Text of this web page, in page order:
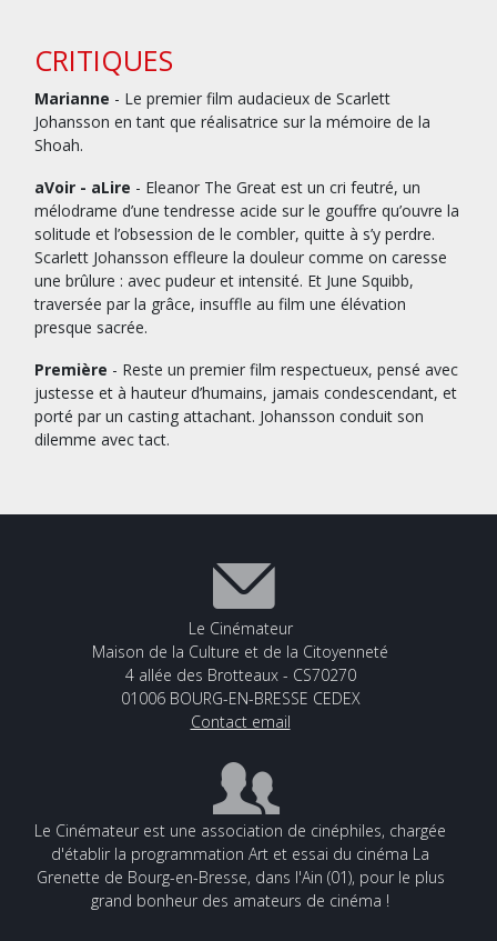
CRITIQUES
Marianne - Le premier film audacieux de Scarlett
Johansson en tant que réalisatrice sur la mémoire de la
Shoah.
aVoir - aLire - Eleanor The Great est un cri feutré, un
mélodrame d’une tendresse acide sur le gouffre qu’ouvre la
solitude et l’obsession de le combler, quitte à s’y perdre.
Scarlett Johansson effleure la douleur comme on caresse
une brûlure : avec pudeur et intensité. Et June Squibb,
traversée par la grâce, insuffle au film une élévation
presque sacrée.
Première - Reste un premier film respectueux, pensé avec
justesse et à hauteur d’humains, jamais condescendant, et
porté par un casting attachant. Johansson conduit son
dilemme avec tact.
Le Cinémateur
Maison de la Culture et de la Citoyenneté
4 allée des Brotteaux - CS70270
01006 BOURG-EN-BRESSE CEDEX
Contact email
Le Cinémateur est une association de cinéphiles, chargée
d'établir la programmation Art et essai du cinéma La
Grenette de Bourg-en-Bresse, dans l'Ain (01), pour le plus
grand bonheur des amateurs de cinéma !